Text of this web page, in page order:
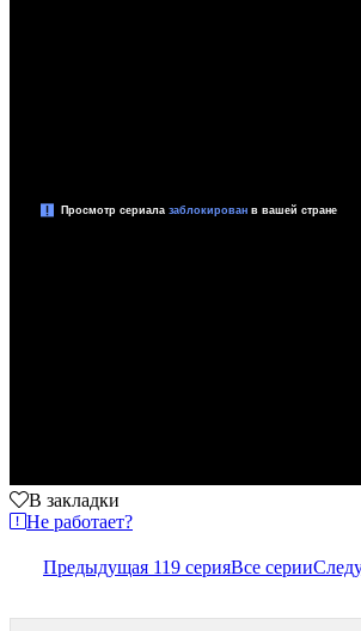
В закладки
Не работает?
Предыдущая 119 серияВсе серии